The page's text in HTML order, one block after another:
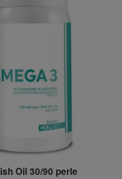
Oil 30/90 perle